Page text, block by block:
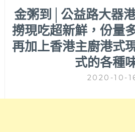
金粥到│公益路大器
撈現吃超新鮮，份量
再加上香港主廚港式
式的各種
2020-10-